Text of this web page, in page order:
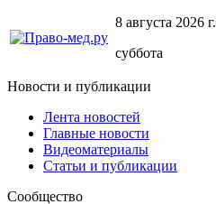
8 августа 2026 г.
суббота
Новости и публикации
Лента новостей
Главные новости
Видеоматериалы
Статьи и публикации
Сообщество